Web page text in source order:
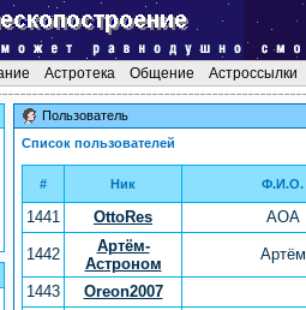
Астротека Общение Астроссылки
Пользователь
Список пользователей
# Ник Ф.И.О.
1441 OttoRes AOA
1442
Артём-
Астроном
Артём
1443 Oreon2007